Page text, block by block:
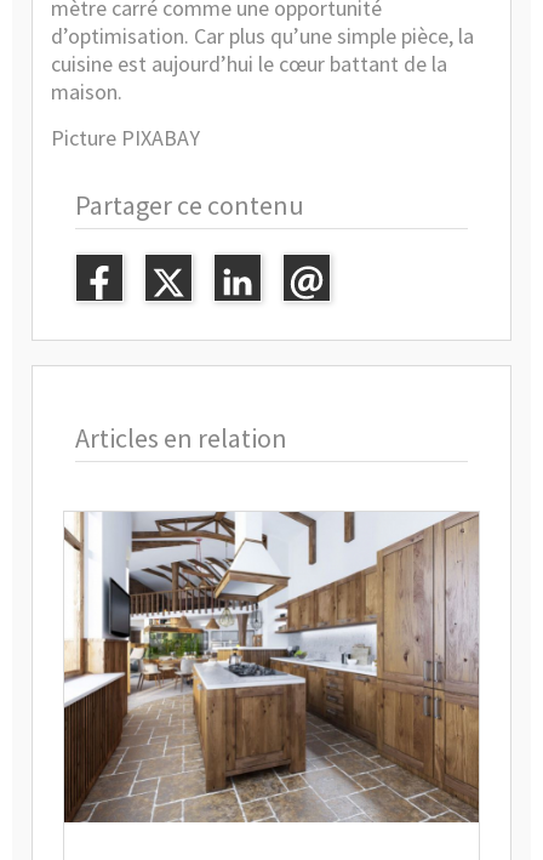
mètre carré comme une opportunité
d’optimisation. Car plus qu’une simple pièce, la
cuisine est aujourd’hui le cœur battant de la
maison.
Picture PIXABAY
Partager ce contenu
Articles en relation